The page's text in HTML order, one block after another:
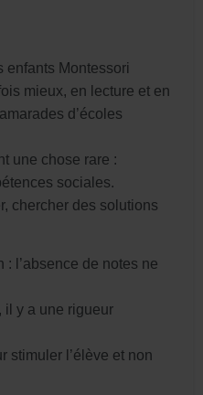
enfants Montessori
mieux, en lecture et en
d’écoles
une chose rare :
sociales.
chercher des solutions
: l’absence de notes ne
il y a une rigueur
stimuler l’élève et non